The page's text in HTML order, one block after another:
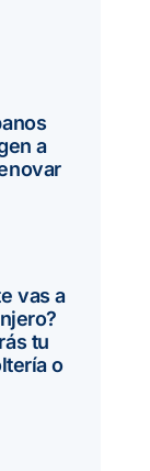
a
vas a
tu
o